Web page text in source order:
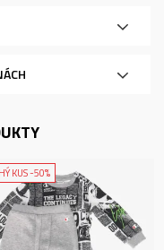
KUS -50%